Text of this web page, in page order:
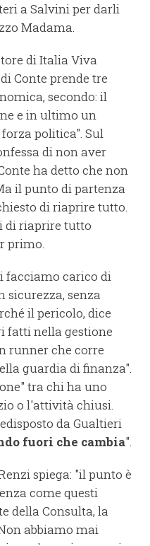
a Salvini per darli
Madama.
di Italia Viva
Conte prende tre
secondo: il
e in ultimo un
politica". Sul
di non aver
ha detto che non
il punto di partenza
di riaprire tutto.
di riaprire tutto
primo.
facciamo carico di
sicurezza, senza
il pericolo, dice
fatti nella gestione
runner che corre
guardia di finanza".
tra chi ha uno
o l'attività chiusi.
da Gualtieri
fuori che cambia".
spiega: "il punto è
come questi
della Consulta, la
abbiamo mai